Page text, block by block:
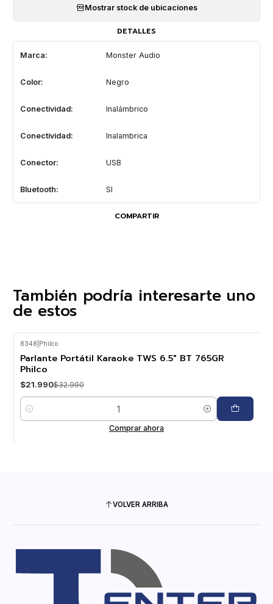
Mostrar stock de ubicaciones
DETALLES
Marca: Monster Audio
Color: Negro
Conectividad: Inalámbrico
Conectividad: Inalambrica
Conector: USB
Bluetooth: SI
COMPARTIR
También podría interesarte uno
de estos
-33% OFF
8348 Philco
Parlante Portátil Karaoke TWS 6.5" BT 765GR
Philco
$21.990$32.990
Cantidad
Comprar ahora
VOLVER ARRIBA